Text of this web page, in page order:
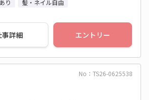
り 髪・ネイル自由
事詳細 エントリー
No：TS26-0625538